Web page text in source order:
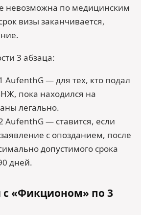
невозможна по медицинским
визы заканчивается,
3 абзаца:
AufenthG — для тех, кто подал
пока находился на
легально.
AufenthG — ставится, если
с опозданием, после
допустимого срока
дней.
«Фикционом» по 3